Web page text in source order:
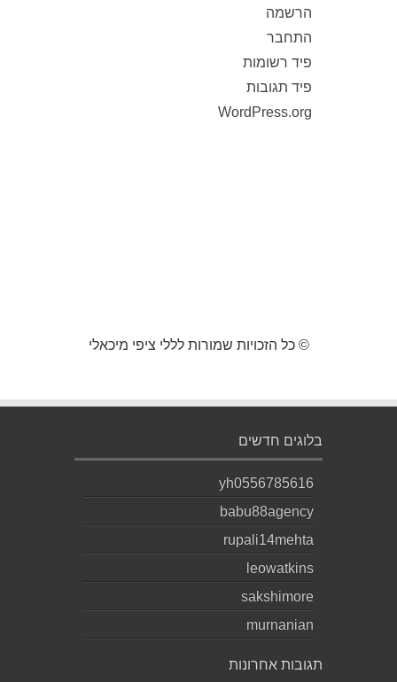
הרשמה
התחבר
פיד רשומות
פיד תגובות
WordPress.org
© כל הזכויות שמורות לללי ציפי מיכאלי
בלוגים חדשים
yh0556785616
babu88agency
rupali14mehta
leowatkins
sakshimore
murnanian
תגובות אחרונות